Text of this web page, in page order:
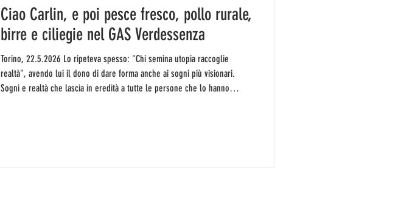
Ciao Carlin, e poi pesce fresco, pollo rurale,
birre e ciliegie nel GAS Verdessenza
Torino, 22.5.2026 Lo ripeteva spesso: "Chi semina utopia raccoglie
realtà", avendo lui il dono di dare forma anche ai sogni più visionari.
Sogni e realtà che lascia in eredità a tutte le persone che lo hanno